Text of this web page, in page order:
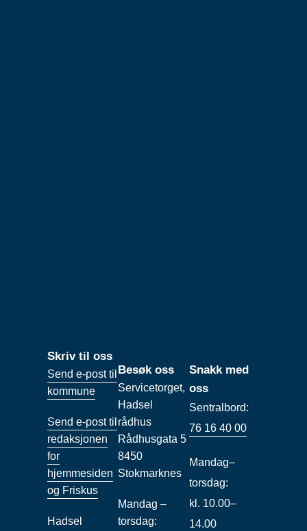
Skriv til oss
Send e-post til
kommune
Send e-post til
redaksjonen
for
hjemmesiden
og Friskus
Hadsel
Besøk oss
Servicetorget,
Hadsel
rådhus
Rådhusgata 5
8450
Stokmarknes
Mandag –
torsdag:
Snakk med
oss
Sentralbord:
76 16 40 00
Mandag–
torsdag:
kl. 10.00–
14.00